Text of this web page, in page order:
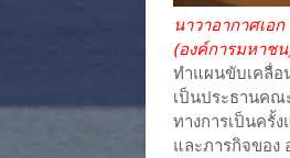
นาวาอากาศเอ
(องค์การมหาช
ทำแผนขับเคลื่อ
เป็นประธานคณ
ทางการเป็นครั้
และภารกิจของ